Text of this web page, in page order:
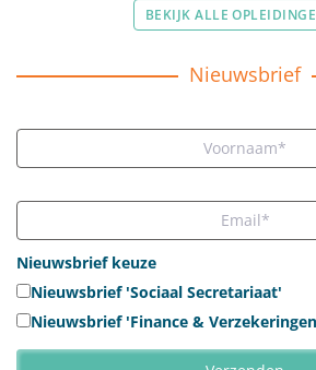
BEKIJK ALLE
Nieuwsbrief
Nieuwsbrief keuze
Nieuwsbrief 'Sociaal Secretariaat'
Nieuwsbrief 'Finance &